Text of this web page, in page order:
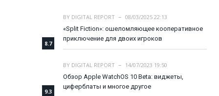
8.7
BY DIGITAL REPORT
08/03/2025 22:13
«Split Fiction»: ошеломляющее кооперативное
приключение для двоих игроков
9.3
BY DIGITAL REPORT
14/07/2023 19:50
Обзор Apple WatchOS 10 Beta: виджеты,
циферблаты и многое другое